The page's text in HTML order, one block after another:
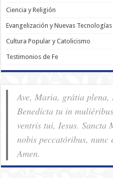
Ciencia y Religión
Evangelización y Nuevas Tecnologías
Cultura Popular y Catolicismo
Testimonios de Fe
Ave, Maria, grátia plena,
Benedícta tu in
ventris tui, Iesus.
nobis pec­ca­tóribus,
Amen.